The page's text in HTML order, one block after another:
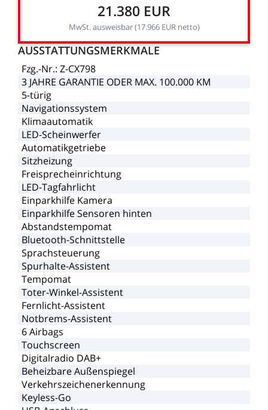
21.380 EUR
MwSt.ausweisbar(17.966 EUR netto)
AUSSTATTUNGSMERKMALE
Fzg.-Nr.: Z-CX798
3 JAHRE GARANTIE ODER MAX. 100.000 KM
5-türig
Navigationssystem
Klimaautomatik
LED-Scheinwerfer
Automatikgetriebe
Sitzheizung
Freisprecheinrichtung
LED-Tagfahrlicht
Einparkhilfe Kamera
EinparkhilfeSensoren hinten
Abstandstempomat
Bluetooth-Schnittstelle
Sprachsteuerung
Spurhalte-Assistent
Tempomat
Toter-Winkel-Assistent
Fernlicht-Assistent
Notbrems-Assistent
6Airbags
Touchscreen
Digitalradio DAB+
BeheizbareAußenspiegel
Verkehrszeichenerkennung
Keyless-Go